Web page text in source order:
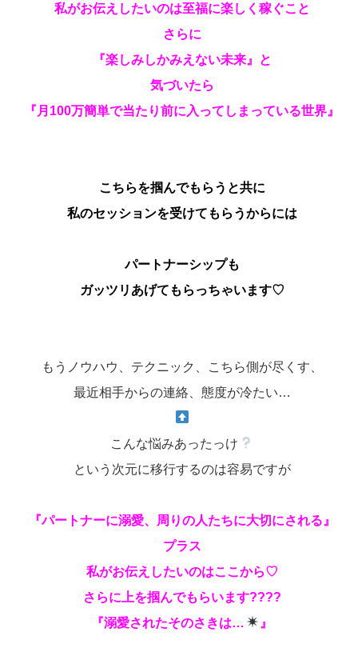
私がお伝えしたいのは至福に楽しく稼ぐこと
さらに
『楽しみしかみえない未来』と
気づいたら
『月100万簡単で当たり前に入ってしまっている世界』
こちらを掴んでもらうと共に
私のセッションを受けてもらうからには
パートナーシップも
ガッツリあげてもらっちゃいます♡
もうノウハウ、テクニック、こちら側が尽くす、
最近相手からの連絡、態度が冷たい…
こんな悩みあったっけ
という次元に移行するのは容易ですが
『パートナーに溺愛、周りの人たちに大切にされる』
プラス
私がお伝えしたいのはここから♡
さらに上を掴んでもらいます????
『溺愛されたそのさきは…
』